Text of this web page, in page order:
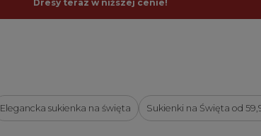
Dresy teraz w niższej cenie!
Elegancka sukienka na święta Sukienki na Święta od